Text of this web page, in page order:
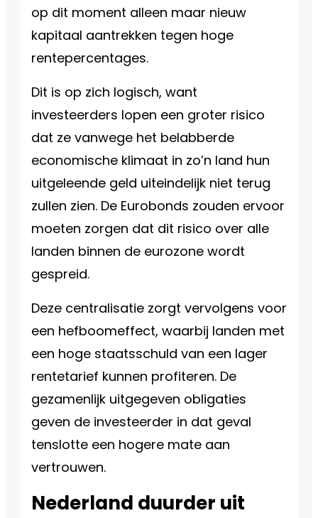
op dit moment alleen maar nieuw
kapitaal aantrekken tegen hoge
rentepercentages.
Dit is op zich logisch, want
investeerders lopen een groter risico
dat ze vanwege het belabberde
economische klimaat in zo’n land hun
uitgeleende geld uiteindelijk niet terug
zullen zien. De Eurobonds zouden ervoor
moeten zorgen dat dit risico over alle
landen binnen de eurozone wordt
gespreid.
Deze centralisatie zorgt vervolgens voor
een hefboomeffect, waarbij landen met
een hoge staatsschuld van een lager
rentetarief kunnen profiteren. De
gezamenlijk uitgegeven obligaties
geven de investeerder in dat geval
tenslotte een hogere mate aan
vertrouwen.
Nederland duurder uit